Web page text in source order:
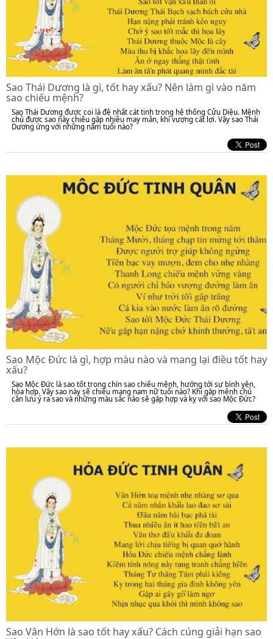
Sao Thái Dương là gì, tốt hay xấu? Nên làm gì vào năm
sao chiếu mệnh?
Sao Thái Dương được coi là đệ nhất cát tinh trong hệ thống Cửu Diệu. Mệnh
chủ được sao này chiếu gặp nhiều may mắn, khí vượng cát lợi. Vậy sao Thái
Dương ứng với những năm tuổi nào?
Sao Mộc Đức là gì, hợp màu nào và mang lại điều tốt hay
xấu?
Sao Mộc Đức là sao tốt trong chín sao chiếu mệnh, hướng tới sự bình yên,
hòa hợp. Vậy sao này sẽ chiếu mạng nam nữ tuổi nào? Khi gặp mệnh chủ
cần lưu ý ra sao và những màu sắc nào sẽ gặp hợp và kỵ với sao Mộc Đức?
Sao Vân Hớn là sao tốt hay xấu? Cách cúng giải hạn sao